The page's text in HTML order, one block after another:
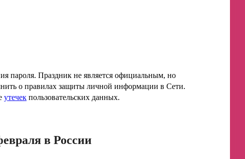
пароля. Праздник не является официальным, но
о правилах защиты личной информации в Сети.
утечек пользовательских данных.
в России